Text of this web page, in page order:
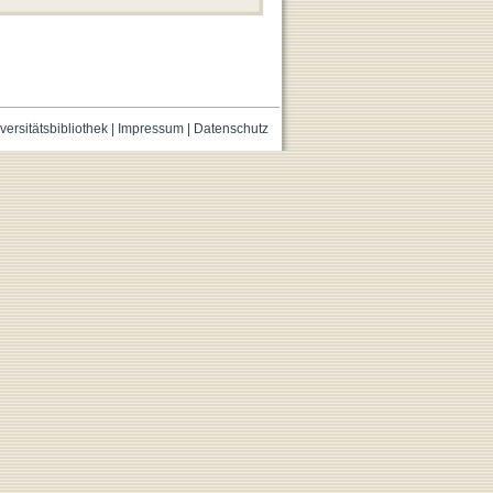
| Impressum| Datenschutz